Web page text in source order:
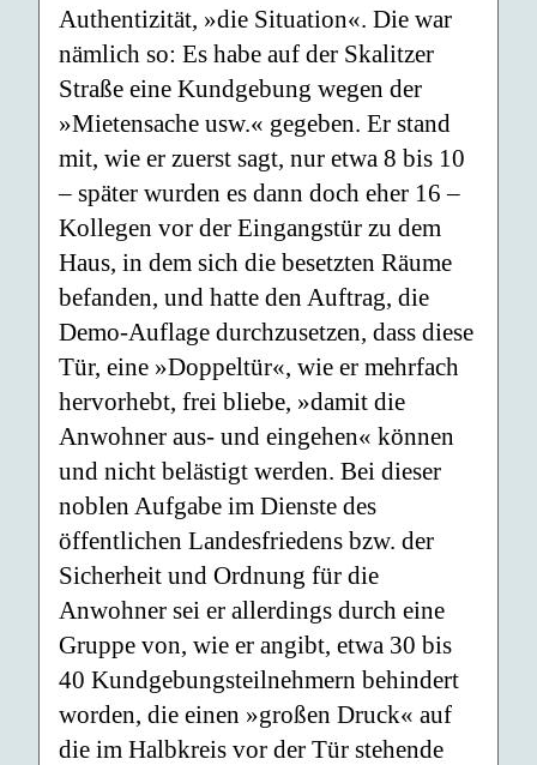
Authentizität, »die Situation«. Die war
nämlich so: Es habe auf der Skalitzer
Straße eine Kundgebung wegen der
»Mietensache usw.« gegeben. Er stand
mit, wie er zuerst sagt, nur etwa 8 bis 10
– später wurden es dann doch eher 16 –
Kollegen vor der Eingangstür zu dem
Haus, in dem sich die besetzten Räume
befanden, und hatte den Auftrag, die
Demo-Auflage durchzusetzen, dass diese
Tür, eine »Doppeltür«, wie er mehrfach
hervorhebt, frei bliebe, »damit die
Anwohner aus- und eingehen« können
und nicht belästigt werden. Bei dieser
noblen Aufgabe im Dienste des
öffentlichen Landesfriedens bzw. der
Sicherheit und Ordnung für die
Anwohner sei er allerdings durch eine
Gruppe von, wie er angibt, etwa 30 bis
40 Kundgebungsteilnehmern behindert
worden, die einen »großen Druck« auf
die im Halbkreis vor der Tür stehende